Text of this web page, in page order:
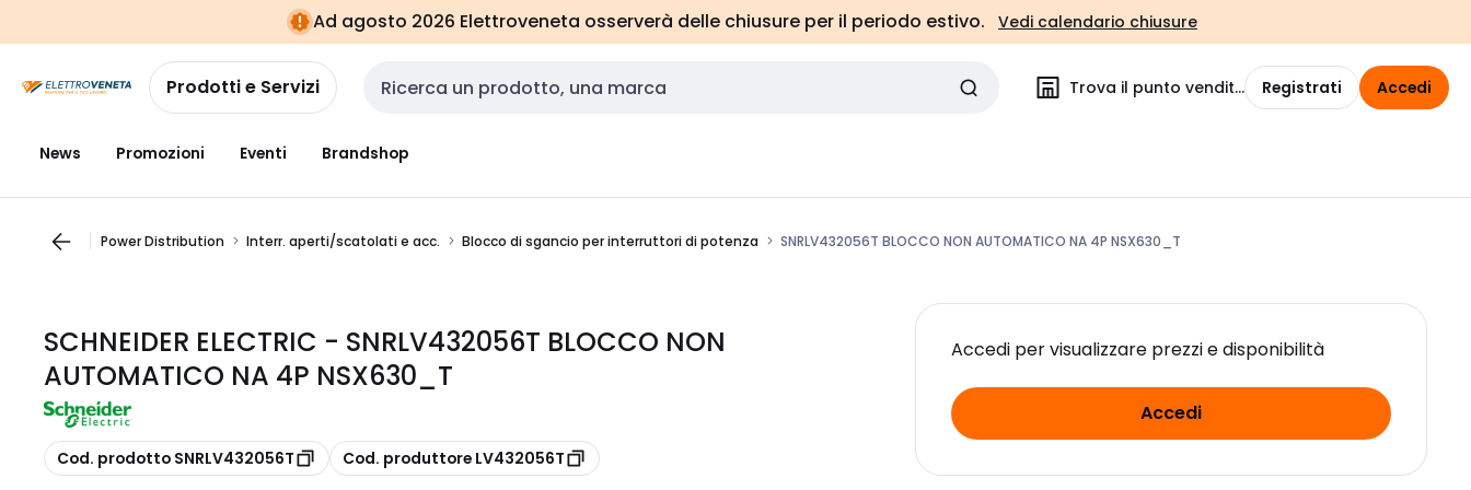
navigazionealla
pagina
Ad agosto 2026 Elettroveneta osserverà delle chiusure per il periodo estivo. Vedi calendario chiusure
Prodotti e Servizi Cerca input Trova il punto vendita Registrati Accedi
News Promozioni Eventi Brandshop
Power Distribution Interr. aperti/scatolati e acc. Blocco di sgancio per interruttori di potenza SNRLV432056T BLOCCO NON AUTOMATICO NA 4P NSX630_T
SCHNEIDER ELECTRIC - SNRLV432056T BLOCCO NON
AUTOMATICO NA 4P NSX630_T
copia
Cod. prodotto SNRLV432056T copia
Cod. produttore LV432056T
Accedi per visualizzare prezzi e disponibilità
Accedi